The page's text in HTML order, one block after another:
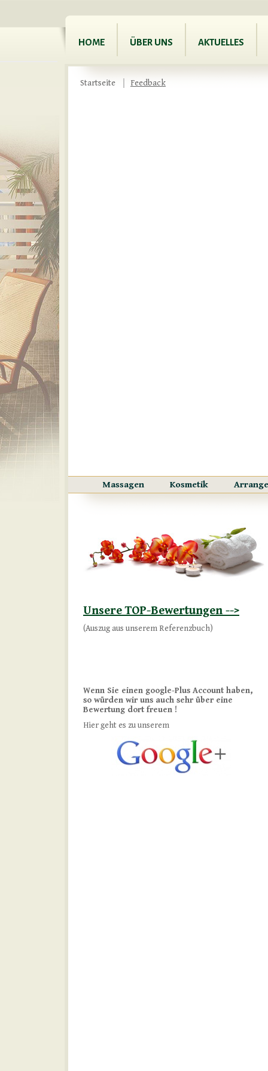
HOME ÜBER UNS AKTUELLES
Startseite Feedback
Massagen Kosmetik
Unsere TOP-Bewertungen -->
(Auszug aus unserem Referenzbuch)
Wenn Sie einen google-Plus Account haben,
so würden wir uns auch sehr über eine
Bewertung dort freuen !
Hier geht es zu unserem